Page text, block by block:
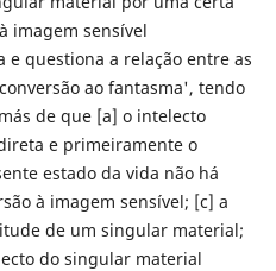
imagem sensível
e questiona a relação entre as
ao fantasma', tendo
de que [a] o intelecto
e primeiramente o
estado da vida não há
à imagem sensível; [c] a
de um singular material;
do singular material